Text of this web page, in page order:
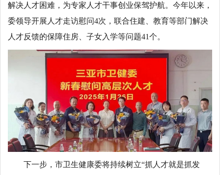
解决人才困难，为专家人才干事创业保驾护航。今年以来，
委领导开展人才走访慰问4次，联合住建、教育等部门解决
人才反馈的保障住房、子女入学等问题41个。
下一步，市卫生健康委将持续树立“抓人才就是抓发